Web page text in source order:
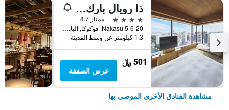
ذا رويال بارك كانفاس فوكوكا ناكاسو
4 نجوم
ممتاز 8.7
5-6-20 Nakasu, فوكوكا, اليابان
1.3 كيلومتر عن وسط المدينة
501 ﷼
عرض الصفقة
مشاهدة الفنادق الأخرى الموصى بها